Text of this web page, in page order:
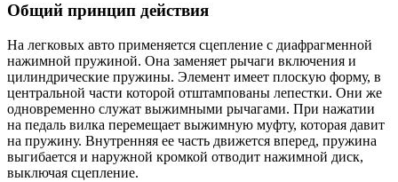
Общий принцип действия
На легковых авто применяется сцепление с диафрагменной
нажимной пружиной. Она заменяет рычаги включения и
цилиндрические пружины. Элемент имеет плоскую форму, в
центральной части которой отштампованы лепестки. Они же
одновременно служат выжимными рычагами. При нажатии
на педаль вилка перемещает выжимную муфту, которая давит
на пружину. Внутренняя ее часть движется вперед, пружина
выгибается и наружной кромкой отводит нажимной диск,
выключая сцепление.